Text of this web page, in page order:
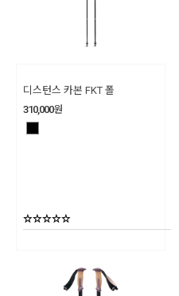
디스턴스 카본 FKT 폴
310,000원